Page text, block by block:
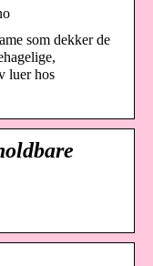
som dekker de
luer hos